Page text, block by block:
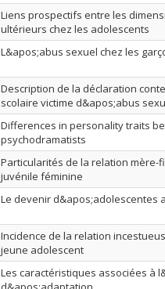
Liens prospectifs entre les
ultérieurs chez les adolescents
L&apos;abus sexuel chez les
Description de la déclaration
scolaire victime d&apos;abus
Differences in personality traits
psychodramatists
Particularités de la relation
juvénile féminine
Le devenir d&apos;adolescentes
Incidence de la relation
jeune adolescent
Les caractéristiques associées à